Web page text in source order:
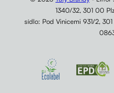
1340/32, 301 00
sídlo: Pod Vinicemi 931/2,